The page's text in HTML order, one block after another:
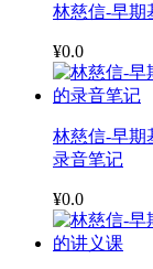
林慈信-早期
¥0.0
林慈信-早期
录音笔记
¥0.0